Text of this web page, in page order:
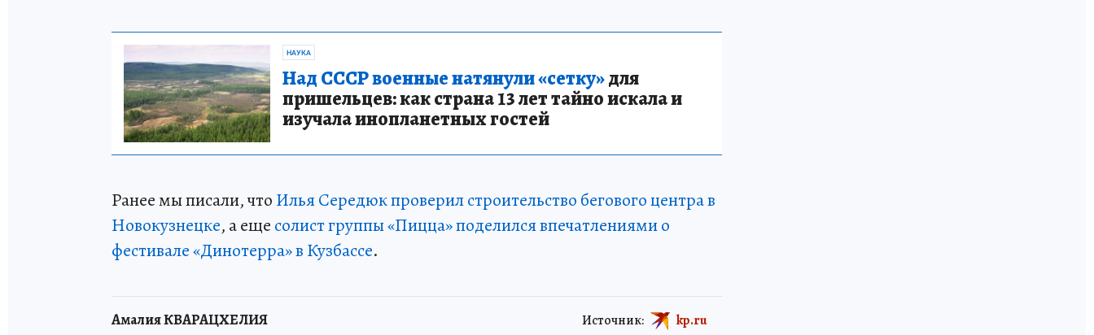
НАУКА
Над СССР военные натянули «сетку»для
пришельцев: как страна 13 лет тайно искала и
изучала инопланетных гостей
Ранее мы писали, что Илья Середюк проверил строительство бегового центра в
Новокузнецке, а еще солист группы «Пицца» поделился впечатлениями о
фестивале «Динотерра» в Кузбассе.
Амалия КВАРАЦХЕЛИЯ Источник: kp.ru